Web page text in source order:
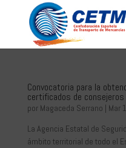
Convocatoria para la
certificados de
por Magaceda Serrano | Mar
La Agencia Estatal de
ámbito territorial de todo el